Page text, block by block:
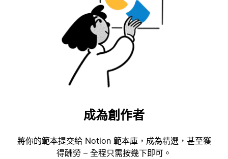
成為創作者
將你的範本提交給 Notion 範本庫，成為精選，甚至獲
得酬勞 – 全程只需按幾下即可。